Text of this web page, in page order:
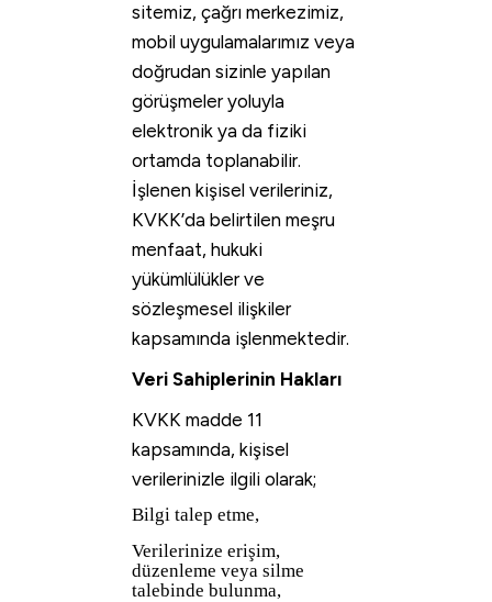
sitemiz, çağrı merkezimiz,
mobil uygulamalarımız veya
doğrudan sizinle yapılan
görüşmeler yoluyla
elektronik ya da fiziki
ortamda toplanabilir.
İşlenen kişisel verileriniz,
KVKK’da belirtilen meşru
menfaat, hukuki
yükümlülükler ve
sözleşmesel ilişkiler
kapsamında işlenmektedir.
Veri Sahiplerinin Hakları
KVKK madde 11
kapsamında, kişisel
verilerinizle ilgili olarak;
Bilgi talep etme,
Verilerinize erişim,
düzenleme veya silme
talebinde bulunma,